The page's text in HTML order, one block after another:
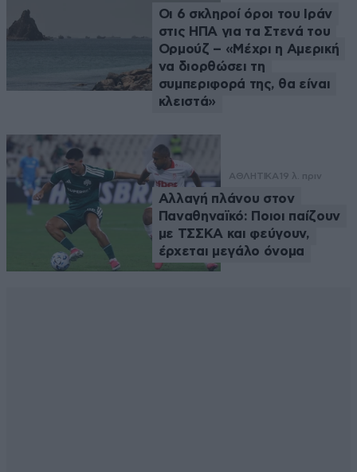
Οι 6 σκληροί όροι του Ιράν
στις ΗΠΑ για τα Στενά του
Ορμούζ – «Μέχρι η Αμερική
να διορθώσει τη
συμπεριφορά της, θα είναι
κλειστά»
ΑΘΛΗΤΙΚΑ 19 λ. πριν
Αλλαγή πλάνου στον
Παναθηναϊκό: Ποιοι παίζουν
με ΤΣΣΚΑ και φεύγουν,
έρχεται μεγάλο όνομα